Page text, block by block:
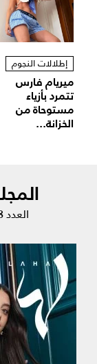
إطلالات النجوم
ميريام فارس
تتمرد بأزياء
مستوحاة من
الخزانة...
العدد 1098 | تموز 2026